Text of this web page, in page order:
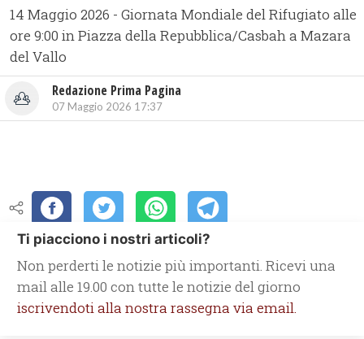
14 Maggio 2026 - Giornata Mondiale del Rifugiato alle
ore 9:00 in Piazza della Repubblica/Casbah a Mazara
del Vallo
Redazione Prima Pagina
07 Maggio 2026 17:37
Ti piacciono i nostri articoli?
Non perderti le notizie più importanti. Ricevi una
mail alle 19.00 con tutte le notizie del giorno
iscrivendoti alla nostra rassegna via email.